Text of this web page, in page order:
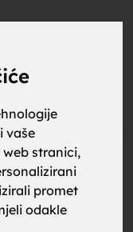
vaše
stranici,
promet
odakle